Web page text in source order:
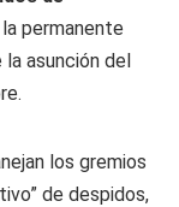
permanente
asunción del
los gremios
de despidos,